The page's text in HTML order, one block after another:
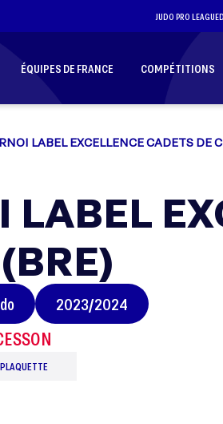
JUDO PRO LEAGUE
ÉQUIPES DE FRANCE COMPÉTITIONS
LABEL EXCELLENCE CADETS DE
LABEL
2023/2024
PLAQUETTE